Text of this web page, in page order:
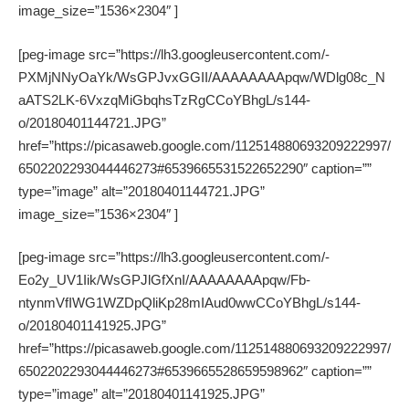
image_size=”1536×2304″ ]
[peg-image src=”https://lh3.googleusercontent.com/-
PXMjNNyOaYk/WsGPJvxGGII/AAAAAAAApqw/WDlg08c_N
aATS2LK-6VxzqMiGbqhsTzRgCCoYBhgL/s144-
o/20180401144721.JPG”
href=”https://picasaweb.google.com/112514880693209222997/
6502202293044446273#6539665531522652290″ caption=””
type=”image” alt=”20180401144721.JPG”
image_size=”1536×2304″ ]
[peg-image src=”https://lh3.googleusercontent.com/-
Eo2y_UV1Iik/WsGPJlGfXnI/AAAAAAAApqw/Fb-
ntynmVfIWG1WZDpQliKp28mIAud0wwCCoYBhgL/s144-
o/20180401141925.JPG”
href=”https://picasaweb.google.com/112514880693209222997/
6502202293044446273#6539665528659598962″ caption=””
type=”image” alt=”20180401141925.JPG”